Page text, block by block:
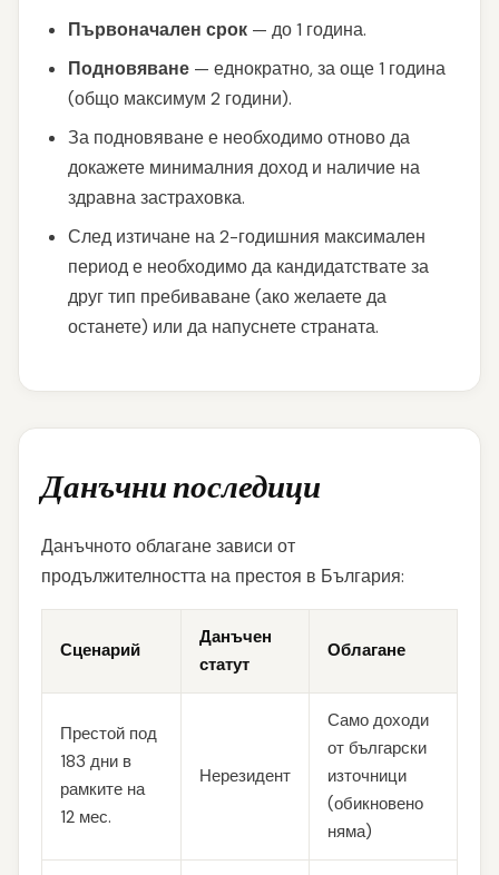
Първоначален срок — до 1 година.
Подновяване — еднократно, за още 1 година
(общо максимум 2 години).
За подновяване е необходимо отново да
докажете минималния доход и наличие на
здравна застраховка.
След изтичане на 2-годишния максимален
период е необходимо да кандидатствате за
друг тип пребиваване (ако желаете да
останете) или да напуснете страната.
Данъчни последици
Данъчното облагане зависи от
продължителността на престоя в България:
Сценарий
Данъчен
статут
Облагане
Престой под
183 дни в
рамките на
12 мес.
Нерезидент
Само доходи
от български
източници
(обикновено
няма)